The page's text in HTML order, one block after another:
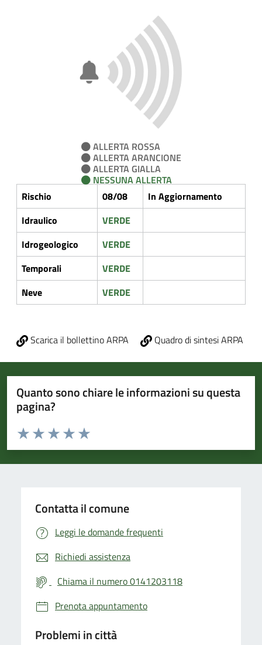
ALLERTA ROSSA
ALLERTA ARANCIONE
ALLERTA GIALLA
NESSUNA ALLERTA
Rischio
08/08
In Aggiornamento
Idraulico
VERDE
Idrogeologico
VERDE
Temporali
VERDE
Neve
VERDE
Scarica il bollettino ARPA Quadro di sintesi ARPA
Quanto sono chiare le informazioni su questa
pagina?
Valuta da 1 a 5 stelle la pagina
Valuta 5 stelle su 5
Valuta 4 stelle su 5
Valuta 3 stelle su 5
Valuta 2 stelle su 5
Valuta 1 stelle su 5
Contatta il comune
Leggi le domande frequenti
Richiedi assistenza
Chiama il numero 0141203118
Prenota appuntamento
Problemi in città